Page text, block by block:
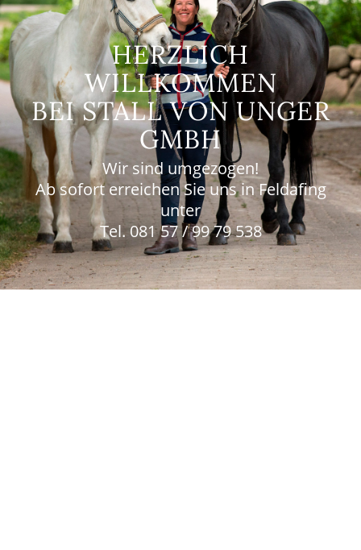
HERZLICH
WILLKOMMEN
BEI STALL VON UNGER
GMBH
Wir sind umgezogen!
Ab sofort erreichen Sie uns in Feldafing
unter
Tel. 081 57 / 99 79 538